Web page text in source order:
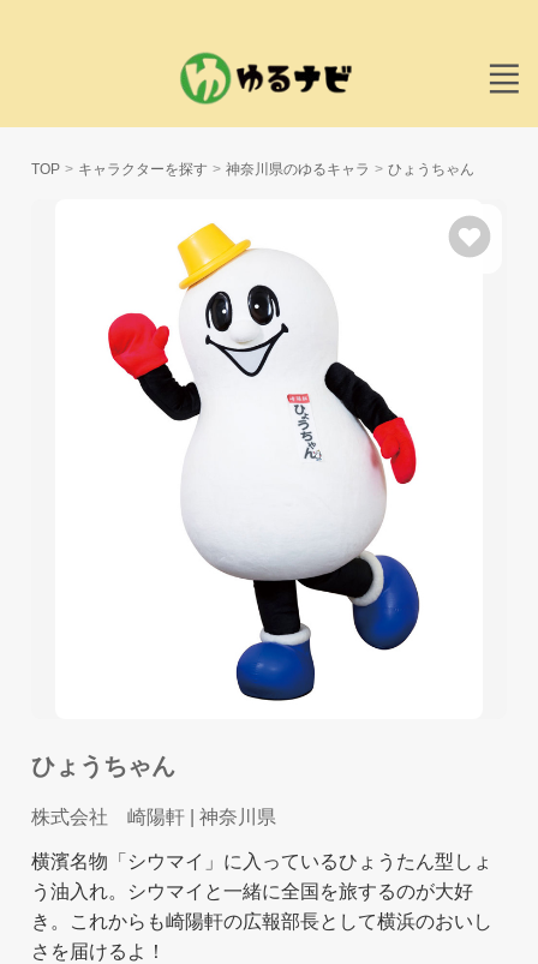
TOP キャラクターを探す 神奈川県のゆるキャラ ひょうちゃん
ひょうちゃん
株式会社 崎陽軒 | 神奈川県
横濱名物「シウマイ」に入っているひょうたん型しょ
う油入れ。シウマイと一緒に全国を旅するのが大好
き。これからも崎陽軒の広報部長として横浜のおいし
さを届けるよ！